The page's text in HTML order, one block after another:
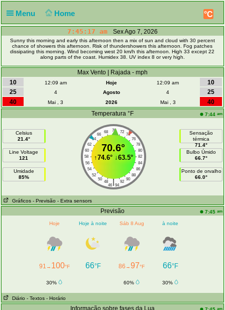
Menu Home °C
7:45:17 am Sex Ago 7, 2026
Sunny this morning and early this afternoon then a mix of sun and cloud with 30 percent
chance of showers this afternoon. Risk of thundershowers this afternoon. Fog patches
dissipating this morning. Wind becoming west 20 km/h this afternoon. High 33 except 22
along parts of the coast. Humidex 38. UV index 8 or very high.
Max Vento | Rajada - mph
10
12:09 am Hoje 12:09 am
10
25
4 Agosto 4
25
40
Mai , 3 2026 Mai , 3
40
Temperatura °F
7:44 am
Celsius
21.4°
Line Voltage
121
Umidade
85%
70
68 72
66
74
64
76
62
78
60
80
58
82
56
84
54
86
52
88
50
90
48 92
|
46 94
70.6°
↑74.6°↓63.5°
Sensação
térmica
71.4°
Bulbo Úmido
66.7°
Ponto de orvalho
66.0°
Gráficos - Previsão - Extra sensors
Previsão 7:45 am
Hoje Hoje à noite Sáb 8 Aug à noite
91 → 100°F 66°F 86 →97°F 66°F
30% 60% 30%
Diário - Textos - Horário
Informação sobre fases da Lua am